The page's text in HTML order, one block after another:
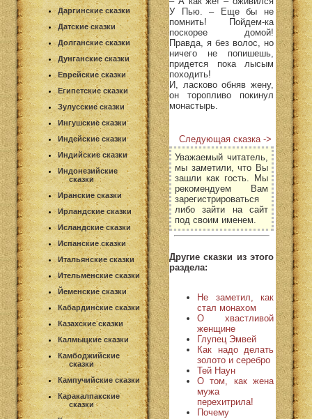
Даргинские сказки
Датские сказки
Долганские сказки
Дунганские сказки
Еврейские сказки
Египетские сказки
Зулусские сказки
Ингушские сказки
Индейские сказки
Индийские сказки
Индонезийские
сказки
Иранские сказки
Ирландские сказки
Исландские сказки
Испанские сказки
Итальянские сказки
Ительменские сказки
Йеменские сказки
Кабардинские сказки
Казахские сказки
Калмыцкие сказки
Камбоджийские
сказки
Кампучийские сказки
Каракалпакские
сказки
У Пью. – Еще бы не
помнить! Пойдем-ка
поскорее домой!
Правда, я без волос, но
ничего не попишешь,
придется пока лысым
походить!
И, ласково обняв жену,
он торопливо покинул
монастырь.
Следующая сказка ->
Уважаемый читатель,
мы заметили, что Вы
зашли как гость. Мы
рекомендуем Вам
зарегистрироваться
либо зайти на сайт
под своим именем.
Другие сказки из этого
раздела:
Не заметил, как
стал монахом
О хвастливой
женщине
Глупец Эмвей
Как надо делать
золото и серебро
Тей Наун
О том, как жена
мужа
перехитрила!
Почему